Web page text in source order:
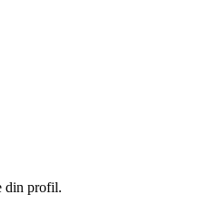
din profil.